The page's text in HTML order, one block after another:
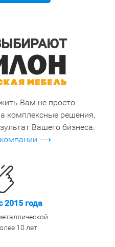
Вам не просто
комплексные решения,
Вашего бизнеса.
компании ⟶
2015 года
10 лет